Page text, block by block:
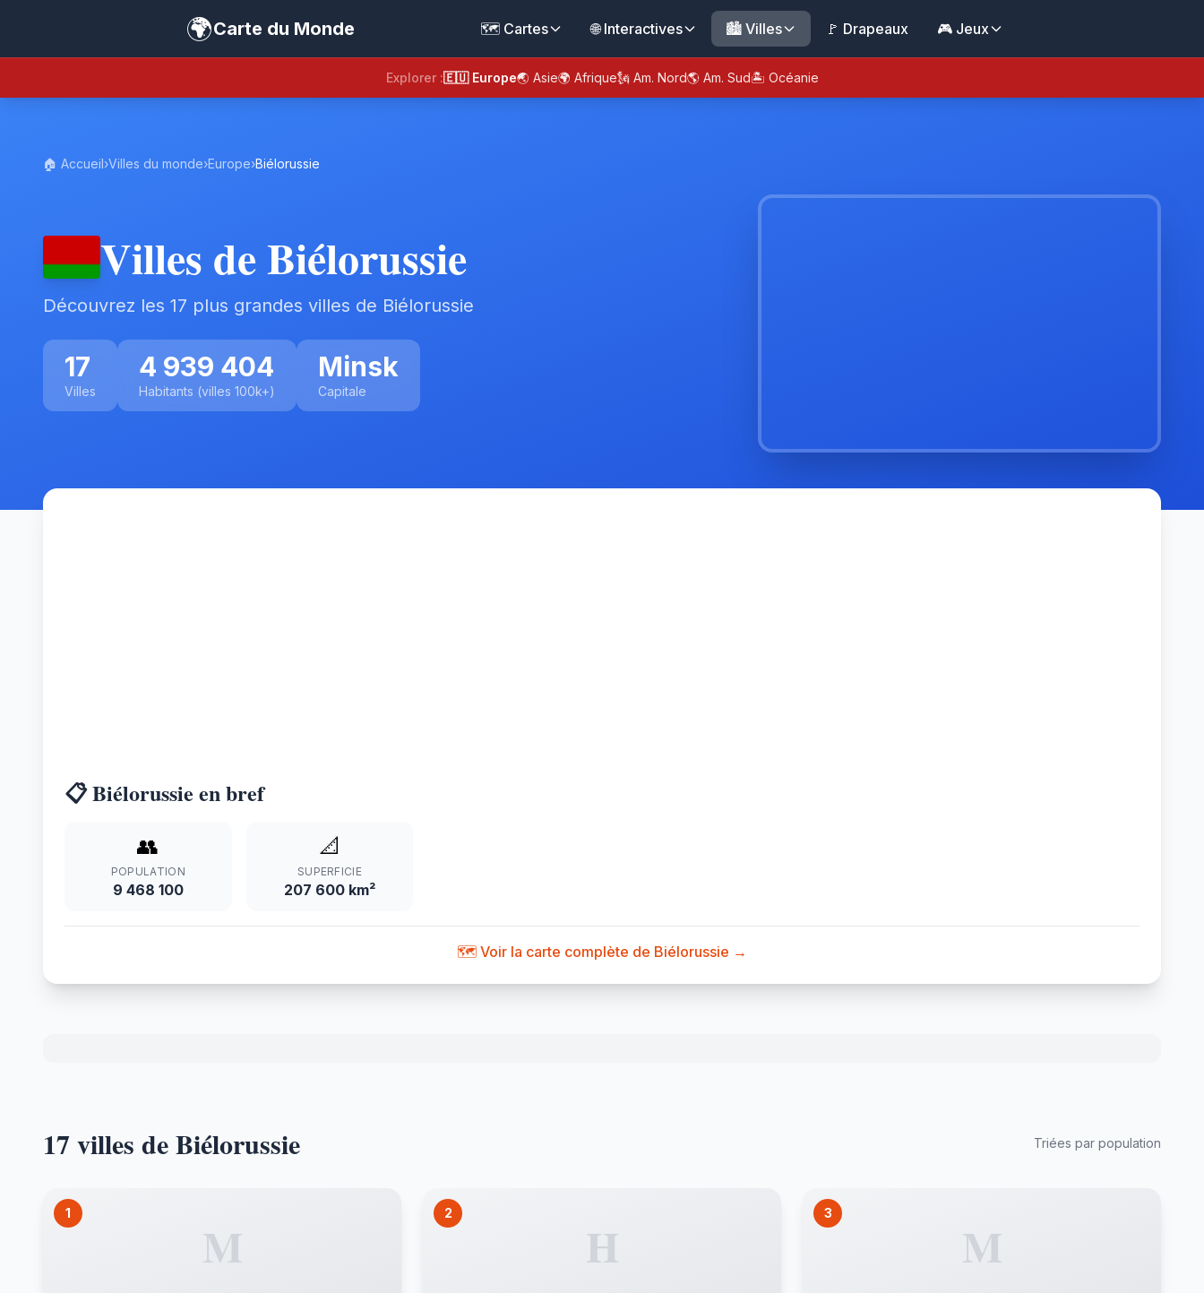
🌍Carte du Monde 🗺️ Cartes 🌐 Interactives 🏙️ Villes 🚩 Drapeaux 🎮 Jeux
Explorer :🇪🇺 Europe🌏 Asie🌍 Afrique🗽 Am. Nord🌎 Am. Sud🏝️ Océanie
🏠 Accueil›Villes du monde›Europe›Biélorussie
Villes de Biélorussie
Découvrez les 17 plus grandes villes de Biélorussie
17
Villes
4 939 404
Habitants (villes 100k+)
Minsk
Capitale
📋 Biélorussie en bref
👥
POPULATION
9 468 100
📐
SUPERFICIE
207 600 km²
🗺️ Voir la carte complète de Biélorussie →
17 villes de Biélorussie Triées par population
1
M
2
H
3
M